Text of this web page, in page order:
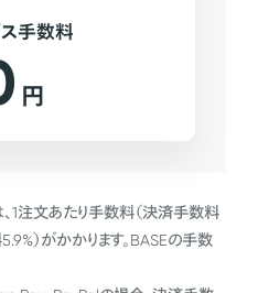
手数料
円
1注文あたり手数料（決済手数料
）がかかります。BASEの手数